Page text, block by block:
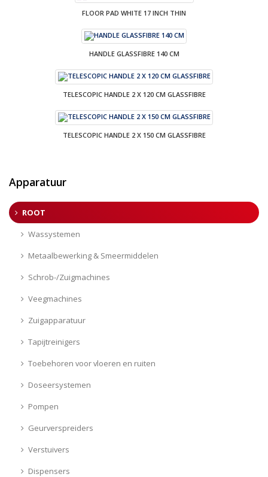
FLOOR PAD WHITE 17 INCH THIN
HANDLE GLASSFIBRE 140 CM
TELESCOPIC HANDLE 2 X 120 CM GLASSFIBRE
TELESCOPIC HANDLE 2 X 150 CM GLASSFIBRE
Apparatuur
ROOT
Wassystemen
Metaalbewerking & Smeermiddelen
Schrob-/Zuigmachines
Veegmachines
Zuigapparatuur
Tapijtreinigers
Toebehoren voor vloeren en ruiten
Doseersystemen
Pompen
Geurverspreiders
Verstuivers
Dispensers